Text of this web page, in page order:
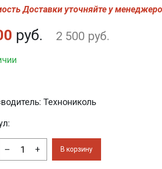
Доставки уточняйте у
руб. 2 500 руб.
Технониколь
– + В корзину